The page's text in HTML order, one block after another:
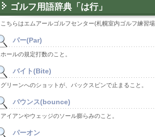
ゴルフ用語辞典「は行」
こちらはエムアールゴルフセンター(札幌室内ゴルフ練習
パー(Par)
ホールの規定打数のこと。
バイト(Bite)
グリーンへのショットが、バックスピンで止まること。
バウンス(bounce)
アイアンやウェッジのソール膨らみのこと。
パーオン